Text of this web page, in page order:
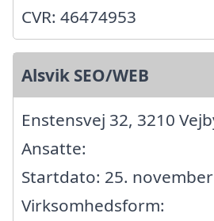
CVR: 46474953
Alsvik SEO/WEB
Enstensvej 32, 3210
Ansatte:
Startdato: 25.
Virksomhedsform: